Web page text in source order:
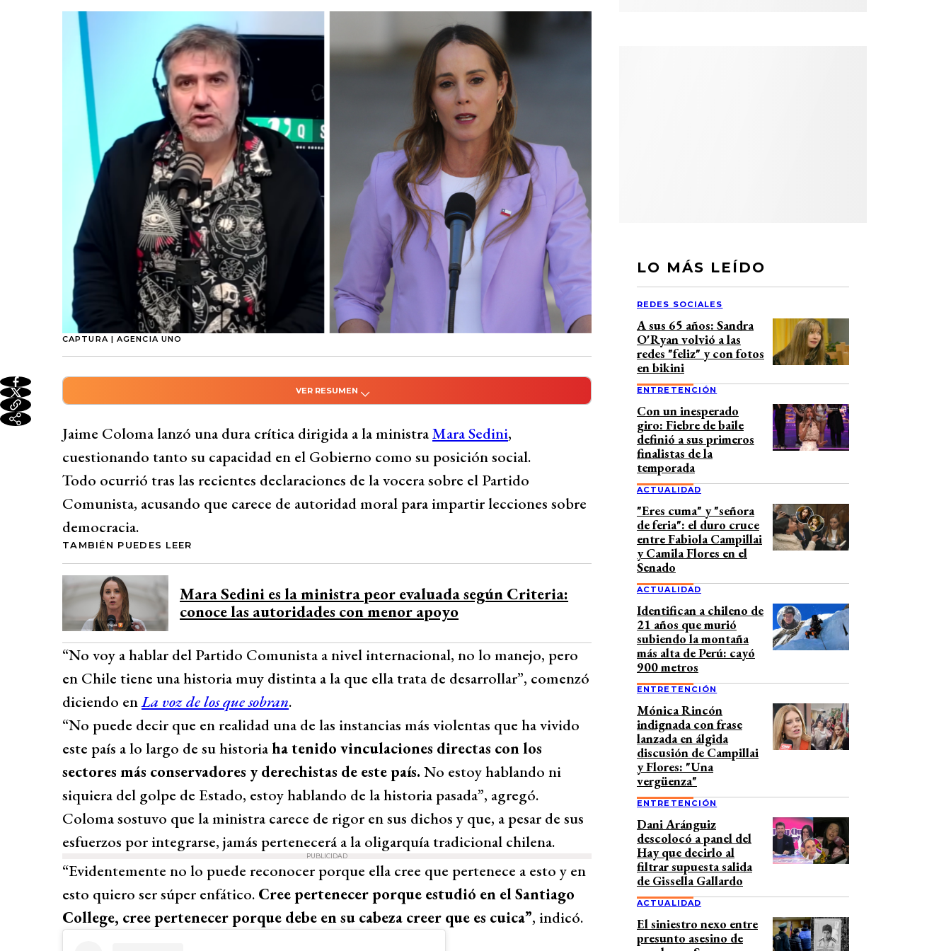
CAPTURA | AGENCIA UNO
VER RESUMEN
Jaime Coloma lanzó una dura crítica a la ministra Mara Sedini, cuestionando su
capacidad en el Gobierno y su posición social tras declaraciones sobre el Partido
Comunista. Coloma señaló falta de autoridad moral y rigor en sus dichos,
argumentando que Sedini no pertenece a la oligarquía tradicional chilena. Le recordó
su formación en Santiago College y la acusó de ser clasista, señalando su baja
evaluación como ministra y recomendándole leer más y asesorarse para mejorar.
Desarrollado por Bío Bío Comunicaciones
Jaime Coloma lanzó una dura crítica dirigida a la ministraMara Sedini,
cuestionando tanto su capacidad en el Gobierno como su posición social.
Todo ocurrió tras las recientes declaraciones de la vocera sobre el Partido
Comunista, acusando que carece de autoridad moral para impartir lecciones sobre
democracia.
TAMBIÉN PUEDES LEER
Mara Sedini es la ministra peor evaluada según Criteria:
conoce las autoridades con menor apoyo
“No voy a hablar del Partido Comunista a nivel internacional, no lo manejo, pero
en Chile tiene una historia muy distinta a la que ella trata de desarrollar”, comenzó
diciendo enLa voz de los que sobran.
“No puede decir que en realidad una de las instancias más violentas que ha vivido
este país a lo largo de su historiaha tenido vinculaciones directas con los
sectores más conservadores y derechistas de este país. No estoy hablando ni
siquiera del golpe de Estado, estoy hablando de la historia pasada”, agregó.
Coloma sostuvo que la ministra carece de rigor en sus dichos y que, a pesar de sus
esfuerzos por integrarse, jamás pertenecerá a la oligarquía tradicional chilena.
PUBLICIDAD
“Evidentemente no lo puede reconocer porque ella cree que pertenece a esto y en
esto quiero ser súper enfático. Cree pertenecer porque estudió en el Santiago
College, cree pertenecer porque debe en su cabeza creer que es cuica”, indicó.
LO MÁS LEÍDO
REDES SOCIALES
A sus 65 años: Sandra
O'Ryan volvió a las
redes "feliz" y con fotos
en bikini
ENTRETENCIÓN
Con un inesperado
giro: Fiebre de baile
definió a sus primeros
finalistas de la
temporada
ACTUALIDAD
"Eres cuma" y "señora
de feria": el duro cruce
entre Fabiola Campillai
y Camila Flores en el
Senado
ACTUALIDAD
Identifican a chileno de
21 años que murió
subiendo la montaña
más alta de Perú: cayó
900 metros
ENTRETENCIÓN
Mónica Rincón
indignada con frase
lanzada en álgida
discusión de Campillai
y Flores: "Una
vergüenza"
ENTRETENCIÓN
Dani Aránguiz
descolocó a panel del
Hay que decirlo al
filtrar supuesta salida
de Gissella Gallardo
ACTUALIDAD
El siniestro nexo entre
presunto asesino de